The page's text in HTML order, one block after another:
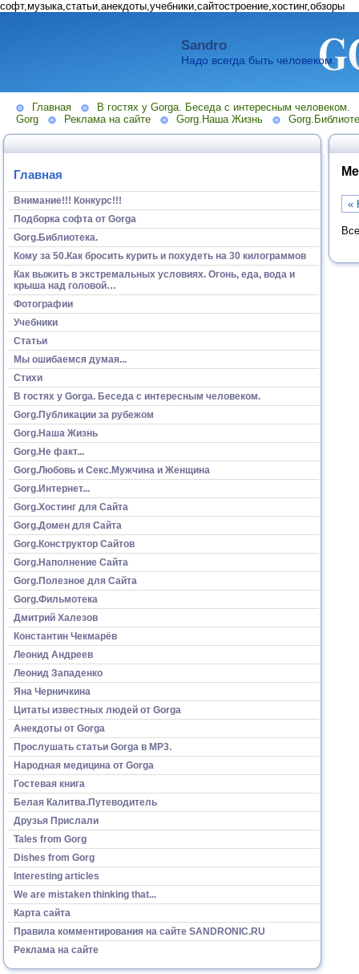
софт,музыка,статьи,анекдоты,учебники,сайтостроение,хостинг,обзоры
Sandro
Надо всегда быть человеком.
Главная
В гостях у Gorga. Беседа с интересным человеком.
Gorg
Реклама на сайте Gorg.Наша Жизнь
Главная
Внимание!!! Конкурс!!!
Подборка софта от Gorga
Gorg.Библиотека.
Кому за 50.Как бросить курить и похудеть на 30 килограммов
Как выжить в экстремальных условиях. Огонь, еда, вода и
крыша над головой…
Фотографии
Учебники
Статьи
Мы ошибаемся думая...
Стихи
В гостях у Gorga. Беседа с интересным человеком.
Gorg.Публикации за рубежом
Gorg.Наша Жизнь
Gorg.Не факт...
Gorg.Любовь и Секс.Мужчина и Женщина
Gorg.Интернет...
Gorg.Хостинг для Сайта
Gorg.Домен для Сайта
Gorg.Конструктор Сайтов
Gorg.Наполнение Сайта
Gorg.Полезное для Сайта
Gorg.Фильмотека
Дмитрий Халезов
Константин Чекмарёв
Леонид Андреев
Леонид Западенко
Яна Черничкина
Цитаты известных людей от Gorga
Анекдоты от Gorga
Прослушать статьи Gorga в МР3.
Народная медицина от Gorga
Гостевая книга
Белая Калитва.Путеводитель
Друзья Прислали
Tales from Gorg
Dishes from Gorg
Interesting articles
We are mistaken thinking that...
Карта сайта
Правила комментирования на сайте SANDRONIC.RU
Реклама на сайте
«